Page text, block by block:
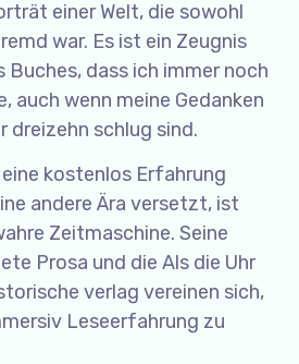
einer Welt, die sowohl
war. Es ist ein Zeugnis
Buches, dass ich immer noch
auch wenn meine Gedanken
dreizehn schlug sind.
kostenlos Erfahrung
andere Ära versetzt, ist
Zeitmaschine. Seine
Prosa und die Als die Uhr
verlag vereinen sich,
Leseerfahrung zu